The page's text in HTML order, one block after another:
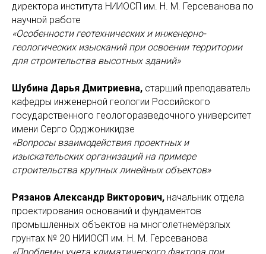
директора института НИИОСП им. Н. М. Герсеванова по
научной работе
«Особенности геотехнических и инженерно-
геологических изысканий при освоении территории
для строительства высотных зданий»
Шубина Дарья Дмитриевна, старший преподаватель
кафедры инженерной геологии Российского
государственного геологоразведочного университет
имени Серго Орджоникидзе
«Вопросы взаимодействия проектных и
изыскательских организаций на примере
строительства крупных линейных объектов»
Рязанов Александр Викторович, начальник отдела
проектирования оснований и фундаментов
промышленных объектов на многолетнемёрзлых
грунтах № 20 НИИОСП им. Н. М. Герсеванова